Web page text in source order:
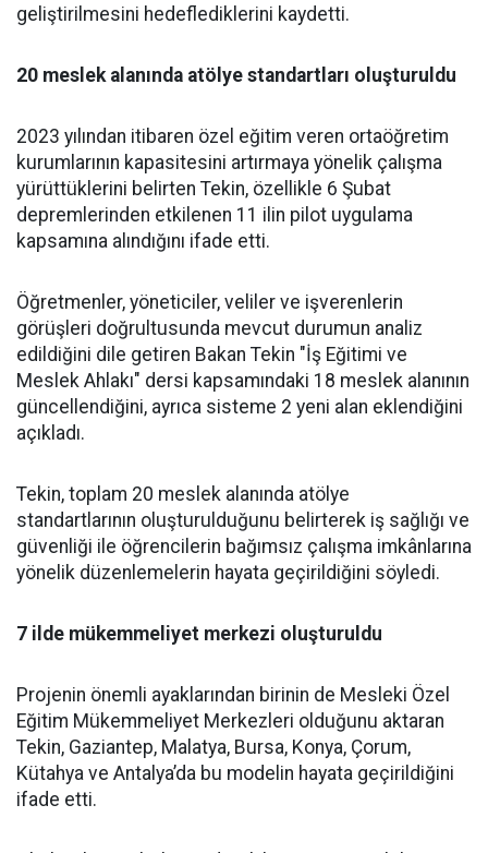
geliştirilmesini hedeflediklerini kaydetti.
20 meslek alanında atölye standartları oluşturuldu
2023 yılından itibaren özel eğitim veren ortaöğretim
kurumlarının kapasitesini artırmaya yönelik çalışma
yürüttüklerini belirten Tekin, özellikle 6 Şubat
depremlerinden etkilenen 11 ilin pilot uygulama
kapsamına alındığını ifade etti.
Öğretmenler, yöneticiler, veliler ve işverenlerin
görüşleri doğrultusunda mevcut durumun analiz
edildiğini dile getiren Bakan Tekin "İş Eğitimi ve
Meslek Ahlakı" dersi kapsamındaki 18 meslek alanının
güncellendiğini, ayrıca sisteme 2 yeni alan eklendiğini
açıkladı.
Tekin, toplam 20 meslek alanında atölye
standartlarının oluşturulduğunu belirterek iş sağlığı ve
güvenliği ile öğrencilerin bağımsız çalışma imkânlarına
yönelik düzenlemelerin hayata geçirildiğini söyledi.
7 ilde mükemmeliyet merkezi oluşturuldu
Projenin önemli ayaklarından birinin de Mesleki Özel
Eğitim Mükemmeliyet Merkezleri olduğunu aktaran
Tekin, Gaziantep, Malatya, Bursa, Konya, Çorum,
Kütahya ve Antalya’da bu modelin hayata geçirildiğini
ifade etti.